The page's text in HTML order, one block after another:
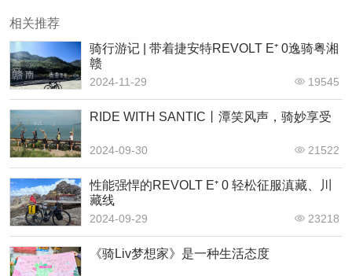
相关推荐
骑行游记 | 带着捷安特REVOLT E⁺ 0逸骑粤湘
赣
2024-11-29 19545
RIDE WITH SANTIC丨潭笑风声，骑妙享受
2024-09-30 21522
性能强悍的REVOLT E⁺ 0 轻松征服滇藏、川
藏线
2024-09-29 23218
《骑Liv梦想家》是一种生活态度